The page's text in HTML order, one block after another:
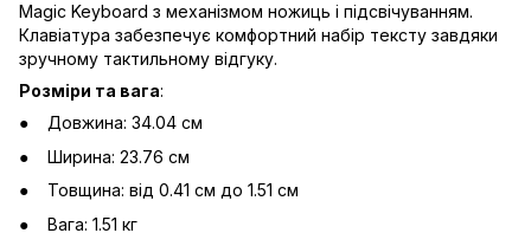
Magic Keyboard з механізмом ножиць і підсвічуванням.
Клавіатура забезпечує комфортний набір тексту завдяки
зручному тактильному відгуку.
Розміри та вага:
Довжина: 34.04 см
Ширина: 23.76 см
Товщина: від 0.41 см до 1.51 см
Вага: 1.51 кг